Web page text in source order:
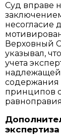
Суд вправе
несогласие
Верховный
указывал,
учета
содержания
принципов
экспертиза